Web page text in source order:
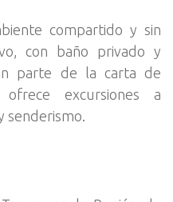
compartido y sin
con baño privado y
parte de la carta de
excursiones a
senderismo.